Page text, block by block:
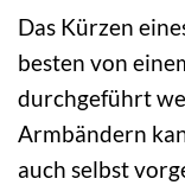
Das Kürzen
besten von
durchgeführt
Armbändern
auch selbst